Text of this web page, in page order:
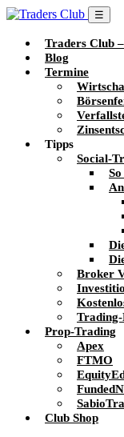
☰
Traders Club
Blog
Termine
Tipps
Social-
Broker
Prop-Trading
Apex
FTMO
Club Shop